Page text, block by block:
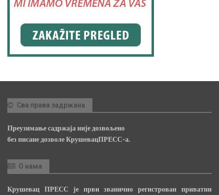
Сва права задржана
Преузимање садржаја није дозвољено
без писане дозволе КрушевацПРЕСС-а.
О нама
Крушевац ПРЕСС је први званично регистрован приватни